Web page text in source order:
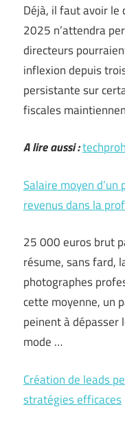
Déjà, il faut avoir le
2025 n’attendra
directeurs
inflexion depuis
persistante sur
fiscales
A lire aussi :
Salaire moyen
revenus dans la
25 000 euros brut
résume, sans fard,
photographes
cette moyenne, un
peinent à dépasser
mode …
Création de leads
stratégies efficaces